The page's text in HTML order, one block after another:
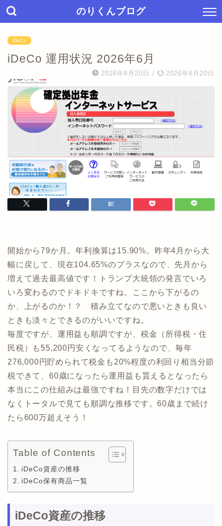
のりくんブログ
iDeCo
iDeCo 運用状況 2026年6月
2026年6月20日 / 2026年6月20日
開始から79か月。年利換算は15.90%。昨年4月から大
幅に戻して、現在104.65%のプラスなので、先月から
増えて過去最高値です！トランプ大統領の発言でいろ
いろ変わるのでドキドキですね。ここから下がるの
か、上がるのか！？ 積み立てなので悪いときも良い
ときも淡々とできるのがいいですね。
毎度ですが、運用益も順調ですが、税金（所得税・住
民税）も55,200円安くなってるようなので、毎年
276,000円貯められて税金も20%程度の利回り相当分節
税できて、60歳になったら運用益も貰えるとなったら
本当にこの仕組みは最強ですね！目先の数字だけでは
なくトータルで見ても順調な推移です。60歳まで続け
たら600万超えそう！
Table of Contents
iDeCo資産の推移
iDeCo保有商品一覧
iDeCo資産の推移